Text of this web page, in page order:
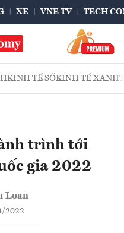
XE VNE TV TECH
KINH TẾ SỐKINH TẾ XANH
trình tới
gia 2022
Loan
2022